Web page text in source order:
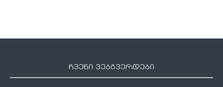
ჩვენი ვებგვერდები